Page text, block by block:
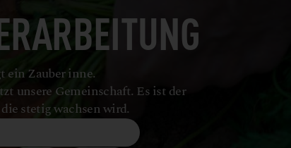
ein Zauber inne.
unsere Gemeinschaft. Es ist der
stetig wachsen wird.